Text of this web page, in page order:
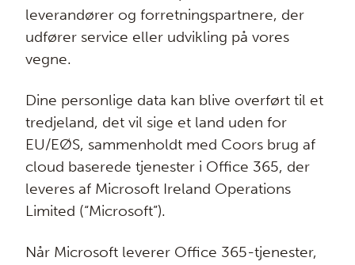
leverandører og forretningspartnere, der
udfører service eller udvikling på vores
vegne.
Dine personlige data kan blive overført til et
tredjeland, det vil sige et land uden for
EU/EØS, sammenholdt med Coors brug af
cloud baserede tjenester i Office 365, der
leveres af Microsoft Ireland Operations
Limited (“Microsoft”).
Når Microsoft leverer Office 365-tjenester,